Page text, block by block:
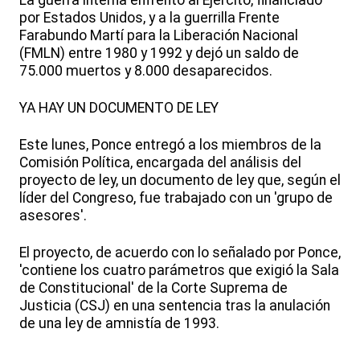
por Estados Unidos, y a la guerrilla Frente
Farabundo Martí para la Liberación Nacional
(FMLN) entre 1980 y 1992 y dejó un saldo de
75.000 muertos y 8.000 desaparecidos.
YA HAY UN DOCUMENTO DE LEY
Este lunes, Ponce entregó a los miembros de la
Comisión Política, encargada del análisis del
proyecto de ley, un documento de ley que, según el
líder del Congreso, fue trabajado con un 'grupo de
asesores'.
El proyecto, de acuerdo con lo señalado por Ponce,
'contiene los cuatro parámetros que exigió la Sala
de Constitucional' de la Corte Suprema de
Justicia (CSJ) en una sentencia tras la anulación
de una ley de amnistía de 1993.